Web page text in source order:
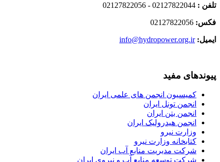
تلفن :
فکس: 02127822056
ایمیل:info@hydropower.org.ir
پیوندهای مفید
کمیسیون انجمن های علمی ایران
انجمن تونل ایران
انجمن بتن ایران
انجمن هیدرولیک ایران
وزارت نیرو
کتابخانه وزارت نیرو
شرکت مدیریت منابع آب ایران
شرکت توسعه منابع آب و نیروی ایران